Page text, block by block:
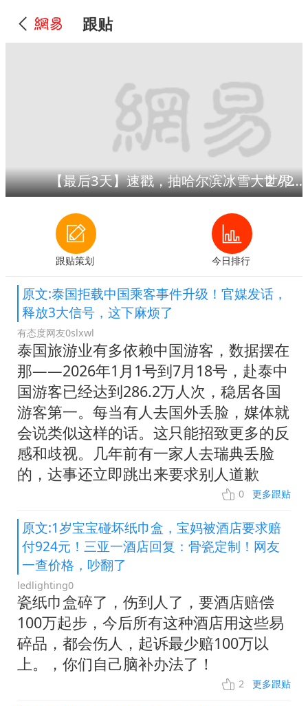
跟贴
【最后3天】速戳，抽哈尔滨冰雪大世界门票！2/2
跟贴策划 今日排行
原文:泰国拒载中国乘客事件升级！官媒发话，
释放3大信号，这下麻烦了
有态度网友0slxwl
泰国旅游业有多依赖中国游客，数据摆在
那——2026年1月1号到7月18号，赴泰中
国游客已经达到286.2万人次，稳居各国
游客第一。每当有人去国外丢脸，媒体就
会说类似这样的话。这只能招致更多的反
感和歧视。几年前有一家人去瑞典丢脸
的，达事还立即跳出来要求别人道歉
0 更多跟贴
原文:1岁宝宝碰坏纸巾盒，宝妈被酒店要求赔
付924元！三亚一酒店回复：骨瓷定制！网友
一查价格，吵翻了
ledlighting0
瓷纸巾盒碎了，伤到人了，要酒店赔偿
100万起步，今后所有这种酒店用这些易
碎品，都会伤人，起诉最少赔100万以
上。，你们自己脑补办法了！
2 更多跟贴